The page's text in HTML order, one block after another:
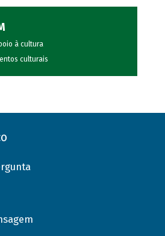
à cultura
culturais